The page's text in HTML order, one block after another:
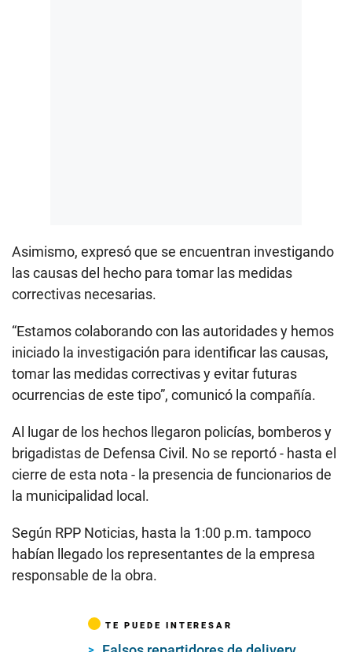
Asimismo, expresó que se encuentran investigando
las causas del hecho para tomar las medidas
correctivas necesarias.
“Estamos colaborando con las autoridades y hemos
iniciado la investigación para identificar las causas,
tomar las medidas correctivas y evitar futuras
ocurrencias de este tipo”, comunicó la compañía.
Al lugar de los hechos llegaron policías, bomberos y
brigadistas de Defensa Civil. No se reportó - hasta el
cierre de esta nota - la presencia de funcionarios de
la municipalidad local.
Según RPP Noticias, hasta la 1:00 p.m. tampoco
habían llegado los representantes de la empresa
responsable de la obra.
TE PUEDE INTERESAR